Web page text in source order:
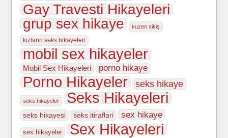
Gay Travesti Hikayeleri
grup sex hikaye
kuzen sikiş
kızların seks hikayeleri
mobil sex hikayeler
Mobil Sex Hikayeleri porno hikaye
Porno Hikayeler seks hikaye
seks hikayeler Seks Hikayeleri
seks hikayesi seks itiraflari sex hikaye
sex hikayeler Sex Hikayeleri